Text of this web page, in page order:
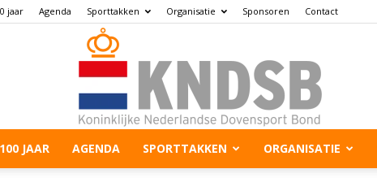
jaar Agenda Sporttakken Organisatie Sponsoren Contact
100 JAAR AGENDA SPORTTAKKEN ORGANISATIE